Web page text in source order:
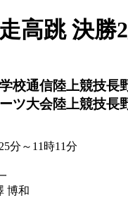
高跳 決勝
校通信陸上競技長
ツ大会陸上競技長
分～11時11分
博和